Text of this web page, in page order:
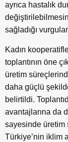
ayrıca hastalık
sağladığı
Kadın
toplantının öne
üretim
daha güçlü
belirtildi.
avantajlarına da
sayesinde üretim
Türkiye’nin iklim